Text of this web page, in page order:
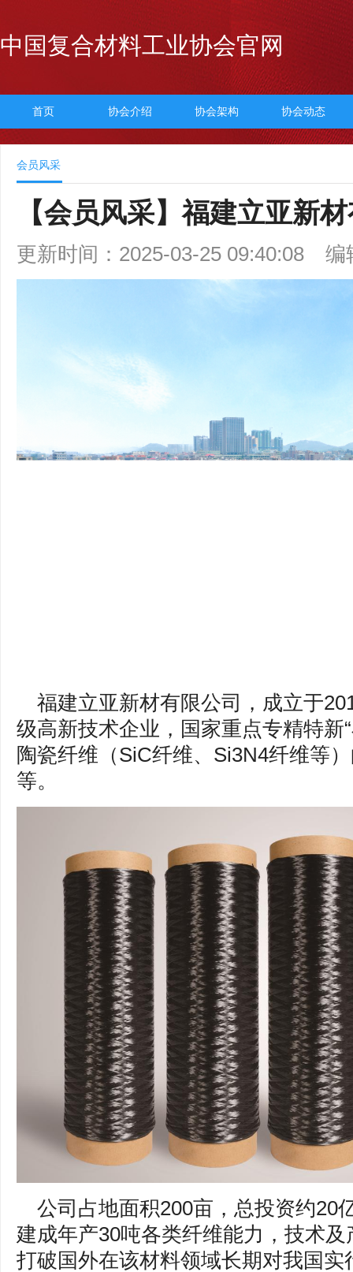
中国复合材料工业协会官网
首页 协会介绍 协会架构 协会动态
会员风采
【会员风采】福建立亚新
更新时间：2025-03-25 09:40:08 编
福建立亚新材有限公司，成立于
级高新技术企业，国家重点专精特新
陶瓷纤维（SiC纤维、Si3N4纤维等
等。
公司占地面积200亩，总投资约20
建成年产30吨各类纤维能力，技术
打破国外在该材料领域长期对我国实